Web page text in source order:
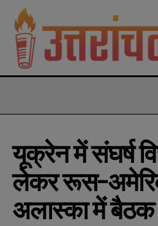
यूक्रेन में संघर्ष
लेकर रूस-
अलास्का में बैठक